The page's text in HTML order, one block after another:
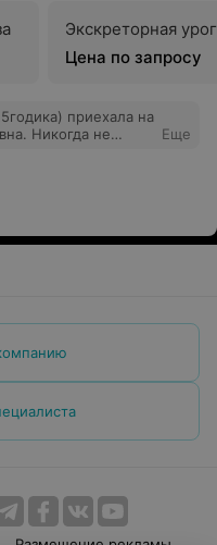
Экскреторная
Цена по запросу
приехала на
давать ребёнку.
сказать. Если
Еще